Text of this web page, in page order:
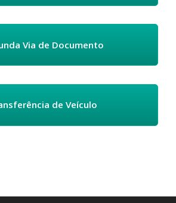
Via de Documento
de Veículo